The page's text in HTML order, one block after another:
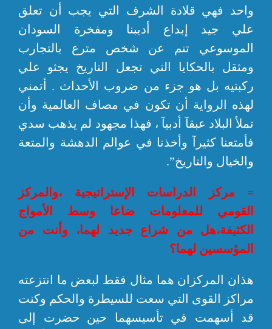
واحد فهي قلادة الشرف التي يجب أن تعلق
علي جيد إبداع أديبنا ومفخرة السودان
الموسوعي تنم عن شخص مترع بالتجارب
ومثقل بالحكايا التي تجعل التاريخ يجثو علي
ركبتيه بل هو جزء من ضروب الأحداث . أتمني
لهذه الرواية أن تكون في مصاف العالمية وأن
تملأ البلاد عبقآ أدبيآ ، فهذا مجهود لم يذهب سدي
فأمتعنا كثيرآ وأخذنا في عوالم الدهشة والمتعة
والخيال والتاريخ”.
= مركز الدراسات الإستراتيجية ،والمركز
القومي للمعلومات ضاعا وسط الأمواج
الكثيفة،هل من شراع جديد لهما، وأنت من
المؤسسين لهما؟
هذان المركزان هما مثال فقط لبعض ما انتزعته
مراكز القوى التي سعت للسيطرة والحكم وكنت
قد أسهمت في تأسيسهما حين حضرت إلى